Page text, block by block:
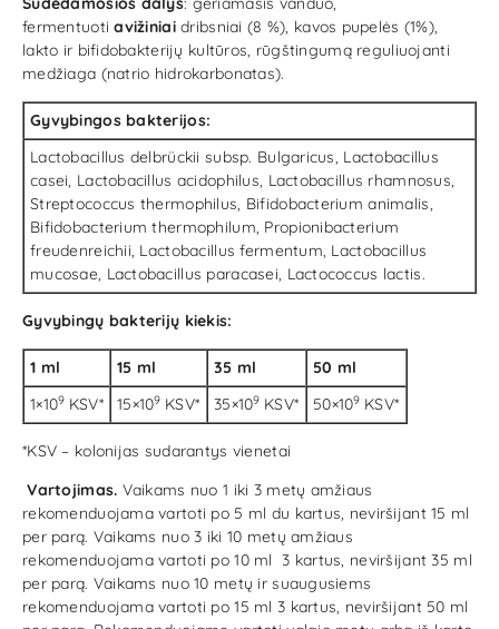
fermentuotiavižiniaidribsniai (8 %), kavos pupelės (1%),
lakto ir bifidobakterijų kultūros, rūgštingumą reguliuojanti
medžiaga (natrio hidrokarbonatas).
Gyvybingos bakterijos:
Lactobacillus delbrückii subsp. Bulgaricus, Lactobacillus
casei, Lactobacillus acidophilus, Lactobacillus rhamnosus,
Streptococcus thermophilus, Bifidobacterium animalis,
Bifidobacterium thermophilum, Propionibacterium
freudenreichii, Lactobacillus fermentum, Lactobacillus
mucosae, Lactobacillus paracasei, Lactococcus lactis.
Gyvybingų bakterijų kiekis:
1 ml 15 ml 35 ml
50 ml
1×109 KSV* 15×109 KSV* 35×109 KSV* 50×109 KSV*
*KSV – kolonijas sudarantys vienetai
Vartojimas. Vaikams nuo 1 iki 3 metų amžiaus
rekomenduojama vartoti po 5 ml du kartus, neviršijant 15 ml
per parą. Vaikams nuo 3 iki 10 metų amžiaus
rekomenduojama vartoti po 10 ml 3 kartus, neviršijant 35 ml
per parą. Vaikams nuo 10 metų ir suaugusiems
rekomenduojama vartoti po 15 ml 3 kartus, neviršijant 50 ml